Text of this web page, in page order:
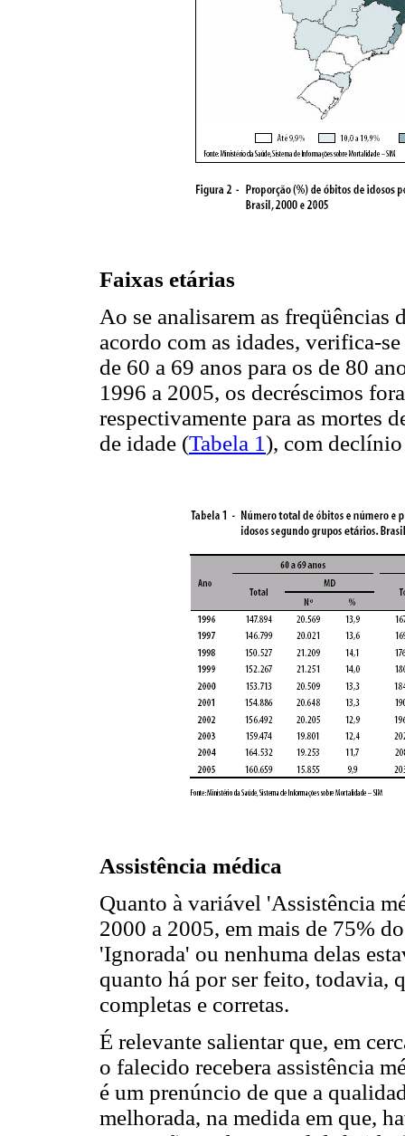
Faixas etárias
Ao se analisarem as freqüências
acordo com as idades, verifica-
de 60 a 69 anos para os de 80
1996 a 2005, os decréscimos
respectivamente para as mortes
de idade (Tabela 1), com
Assistência médica
Quanto à variável 'Assistência
2000 a 2005, em mais de 75%
'Ignorada' ou nenhuma delas
quanto há por ser feito, todavia,
completas e corretas.
É relevante salientar que, em
o falecido recebera assistência
é um prenúncio de que a
melhorada, na medida em que,